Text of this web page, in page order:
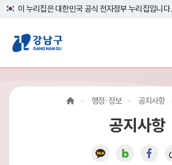
이 누리집은 대한민국 공식 전자정부 누리집입니다.
강
남
구
행정·정보 공지사항
공지사항